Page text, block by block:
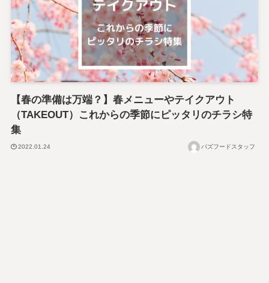
【春の準備は万端？】春メニューやテイクアウト
（TAKEOUT）これからの季節にピッタリのチラシ特
集
2022.01.24 バズフードスタッフ